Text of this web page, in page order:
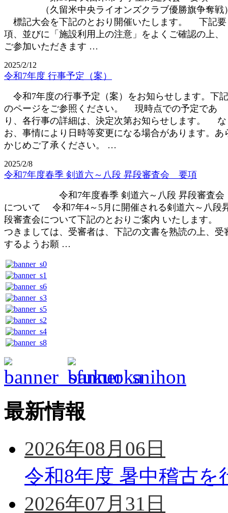
（久留米中央ライオンズクラブ優勝旗争奪戦
標記大会を下記のとおり開催いたします。 下記要
項、並びに「施設利用上の注意」をよくご確認の上、
ご参加いただきます …
2025/2/12
令和7年度 行事予定（案）
令和7年度の行事予定（案）をお知らせします。下記
のページをご参照ください。 現時点での予定であ
り、各行事の詳細は、決定次第お知らせします。 な
お、事情により日時等変更になる場合があります。あ
かじめご了承ください。 …
2025/2/8
令和7年度春季 剣道六～八段 昇段審査会 要項
令和7年度春季 剣道六～八段 昇段審査会
について 令和7年4～5月に開催される剣道六～八段
段審査会について下記のとおりご案内 いたします
つきましては、受審者は、下記の文書を熟読の上、受
するようお願 …
最新情報
2026年08月06日
令和8年度 暑中稽古を
2026年07月31日